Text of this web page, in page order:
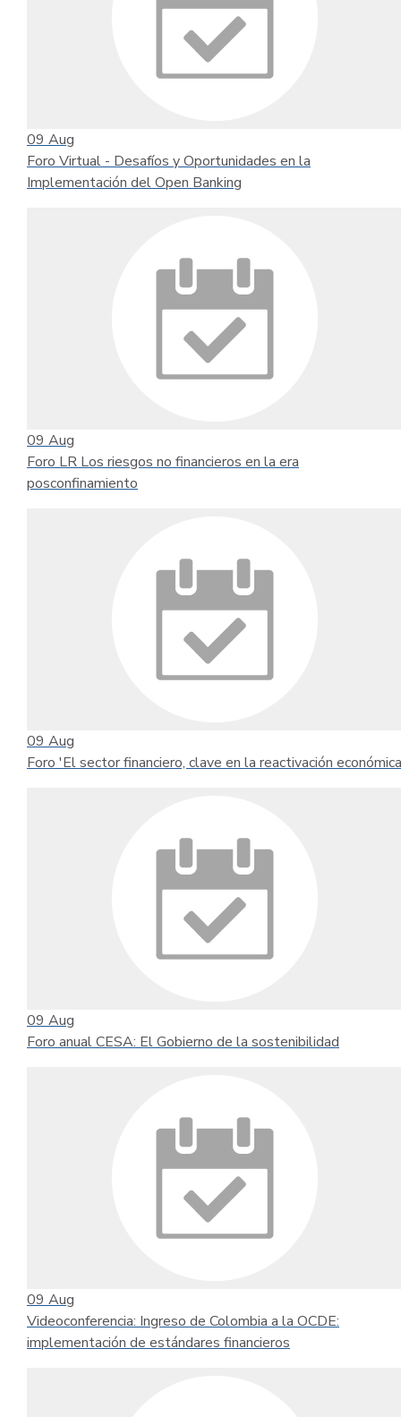
09 Aug
Foro Virtual - Desafíos y Oportunidades en la
Implementación del Open Banking
09 Aug
Foro LR Los riesgos no financieros en la era
posconfinamiento
09 Aug
Foro 'El sector financiero, clave en la reactivación
09 Aug
Foro anual CESA: El Gobierno de la sostenibilidad
09 Aug
Videoconferencia: Ingreso de Colombia a la OCDE:
implementación de estándares financieros